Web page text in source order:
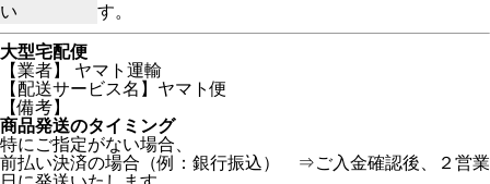
い
す。
大型宅配便
【業者】 ヤマト運輸
【配送サービス名】ヤマト便
【備考】
商品発送のタイミング
特にご指定がない場合、
前払い決済の場合（例：銀行振込） ⇒ご入金確認後、２営業